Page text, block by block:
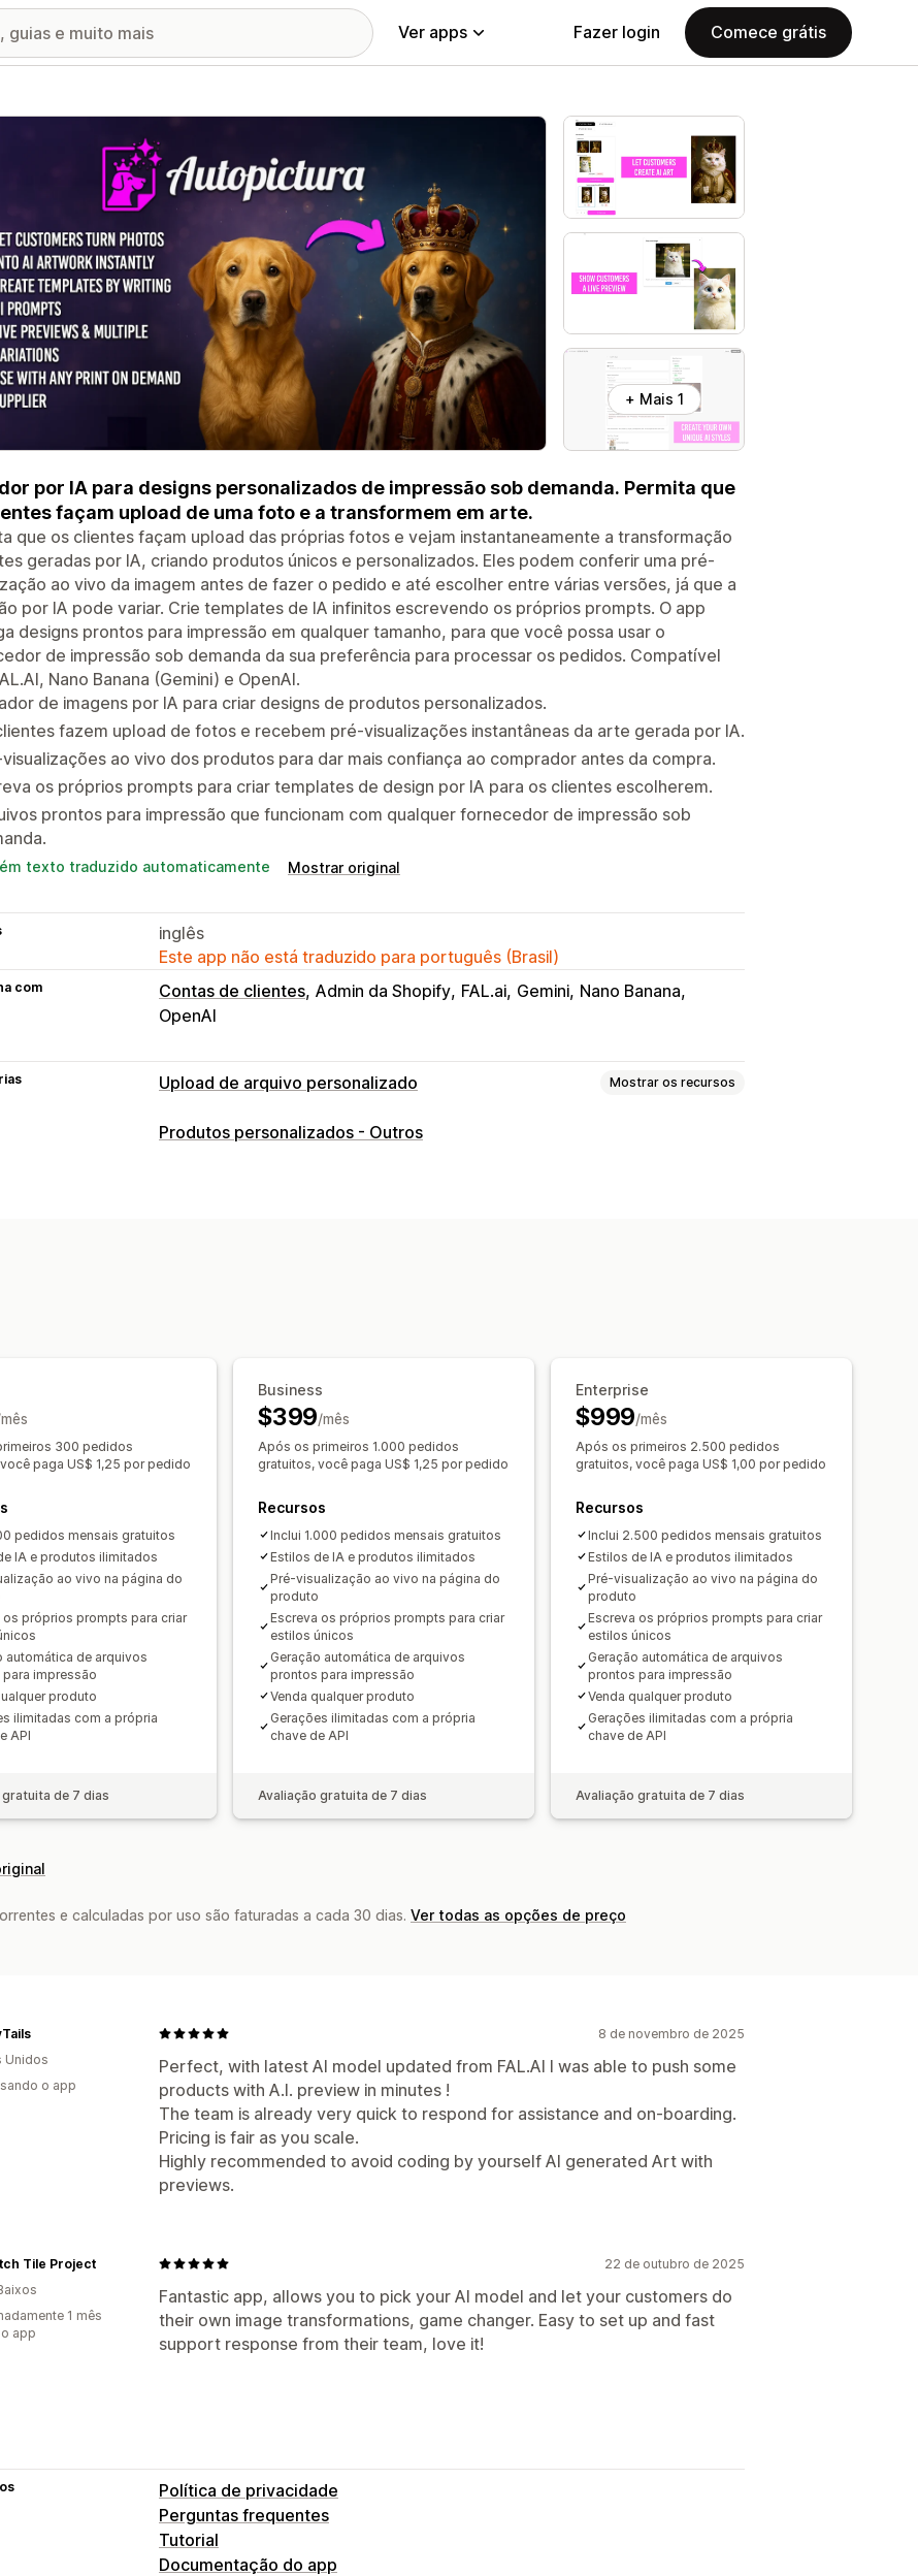
Ver apps Fazer login Comece grátis
de imagens em destaque
+ Mais 1
por IA para designs personalizados de impressão sob demanda. Permita que
façam upload de uma foto e a transformem em arte.
que os clientes façam upload das próprias fotos e vejam instantaneamente a transformação
geradas por IA, criando produtos únicos e personalizados. Eles podem conferir uma pré-
ao vivo da imagem antes de fazer o pedido e até escolher entre várias versões, já que a
por IA pode variar. Crie templates de IA infinitos escrevendo os próprios prompts. O app
designs prontos para impressão em qualquer tamanho, para que você possa usar o
de impressão sob demanda da sua preferência para processar os pedidos. Compatível
Nano Banana (Gemini) e OpenAI.
de imagens por IA para criar designs de produtos personalizados.
fazem upload de fotos e recebem pré-visualizações instantâneas da arte gerada por IA.
ao vivo dos produtos para dar mais confiança ao comprador antes da compra.
os próprios prompts para criar templates de design por IA para os clientes escolherem.
prontos para impressão que funcionam com qualquer fornecedor de impressão sob
texto traduzido automaticamente Mostrar original
inglês
Este app não está traduzido para português (Brasil)
com Contas de clientes Admin da Shopify FAL.ai Gemini Nano Banana
OpenAI
Upload de arquivo personalizado Mostrar os recursos
Tipos de arquivo
Produtos personalizados - Outros
300 pedidos
paga US$ 1,25 por pedido
pedidos mensais gratuitos
IA e produtos ilimitados
ao vivo na página do
os próprios prompts para criar
automática de arquivos
impressão
produto
ilimitadas com a própria
API
gratuita de 7 dias
Business
$399/mês
Após os primeiros 1.000 pedidos
gratuitos, você paga US$ 1,25 por pedido
Recursos
Inclui 1.000 pedidos mensais gratuitos
Estilos de IA e produtos ilimitados
Pré-visualização ao vivo na página do
produto
Escreva os próprios prompts para criar
estilos únicos
Geração automática de arquivos
prontos para impressão
Venda qualquer produto
Gerações ilimitadas com a própria
chave de API
Avaliação gratuita de 7 dias
Enterprise
$999/mês
Após os primeiros 2.500 pedidos
gratuitos, você paga US$ 1,00 por pedido
Recursos
Inclui 2.500 pedidos mensais gratuitos
Estilos de IA e produtos ilimitados
Pré-visualização ao vivo na página do
produto
Escreva os próprios prompts para criar
estilos únicos
Geração automática de arquivos
prontos para impressão
Venda qualquer produto
Gerações ilimitadas com a própria
chave de API
Avaliação gratuita de 7 dias
e calculadas por uso são faturadas a cada 30 dias. Ver todas as opções de preço
8 de novembro de 2025
Perfect, with latest AI model updated from FAL.AI I was able to push some
products with A.I. preview in minutes !
The team is already very quick to respond for assistance and on-boarding.
Pricing is fair as you scale.
Highly recommended to avoid coding by yourself AI generated Art with
previews.
Unidos
o app
22 de outubro de 2025
Fantastic app, allows you to pick your AI model and let your customers do
their own image transformations, game changer. Easy to set up and fast
support response from their team, love it!
Tile Project
1 mês
app
Política de privacidade
Perguntas frequentes
Tutorial
Documentação do app